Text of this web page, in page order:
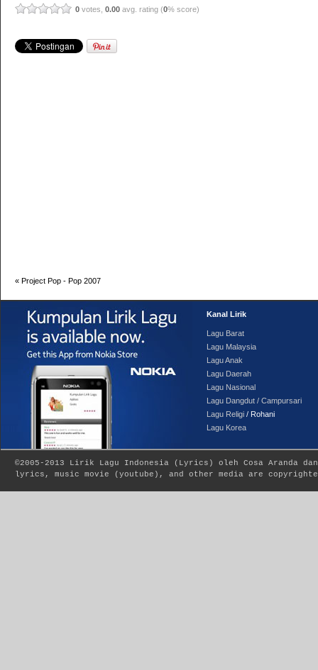
0 votes, 0.00 avg. rating (0% score)
« Project Pop - Pop 2007
Kanal Lirik
Lagu Barat
Lagu Malaysia
Lagu Anak
Lagu Daerah
Lagu Nasional
Lagu Dangdut / Campursari
Lagu Religi / Rohani
Lagu Korea
©2005-2013 Lirik Lagu Indonesia ( Lyrics ) oleh Cosa Aranda
lyrics, music movie (youtube), and other media are